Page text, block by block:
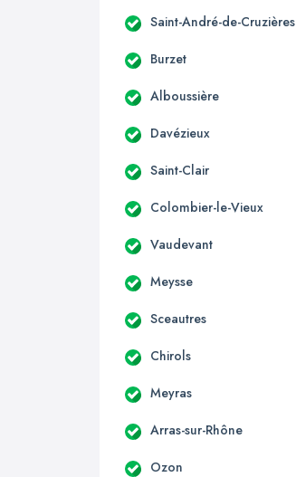
Saint-André-de-Cruzières
Burzet
Alboussière
Davézieux
Saint-Clair
Colombier-le-Vieux
Vaudevant
Meysse
Sceautres
Chirols
Meyras
Arras-sur-Rhône
Ozon